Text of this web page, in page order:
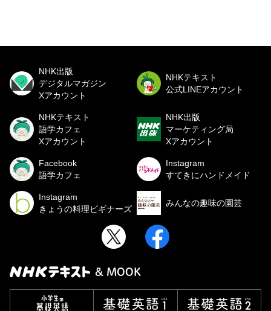
NHK出版
デジタルマガジン
Xアカウント
NHKテキスト
公式LINEアカウント
NHKテキスト
語学カフェ
Xアカウント
NHK出版
マーケティング局
Xアカウント
Facebook
語学カフェ
Instagram
すてきにハンドメイド
Instagram
きょうの料理ビギナーズ
みんなの趣味の園芸
& MOOK